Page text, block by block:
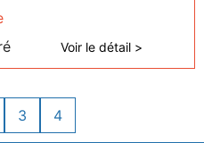
Voir le détail >
3 4